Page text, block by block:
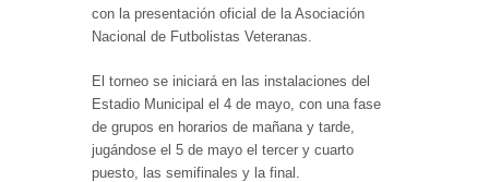
con la presentación oficial de la Asociación
Nacional de Futbolistas Veteranas.
El torneo se iniciará en las instalaciones del
Estadio Municipal el 4 de mayo, con una fase
de grupos en horarios de mañana y tarde,
jugándose el 5 de mayo el tercer y cuarto
puesto, las semifinales y la final.